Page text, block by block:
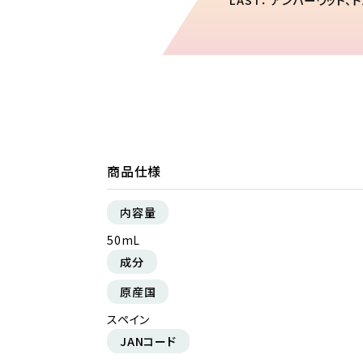
商品仕様
内容量
50mL
成分
原産国
スペイン
JANコード